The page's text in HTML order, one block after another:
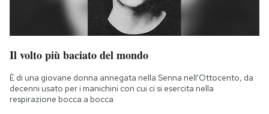
Il volto più baciato del mondo
È di una giovane donna annegata nella Senna nell'Ottocento, da
decenni usato per i manichini con cui ci si esercita nella
respirazione bocca a bocca